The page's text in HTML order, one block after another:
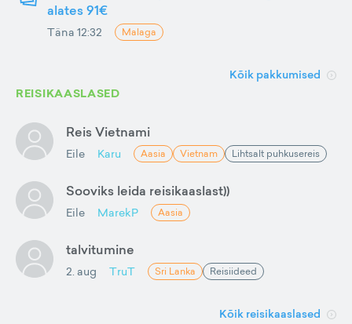
alates 91€
Täna 12:32 Malaga
Kõik pakkumised
REISIKAASLASED
Reis Vietnami
Eile Karu Aasia Vietnam Lihtsalt puhkusereis
Sooviks leida reisikaaslast))
Eile MarekP Aasia
talvitumine
2. aug TruT Sri Lanka Reisiideed
Kõik reisikaaslased